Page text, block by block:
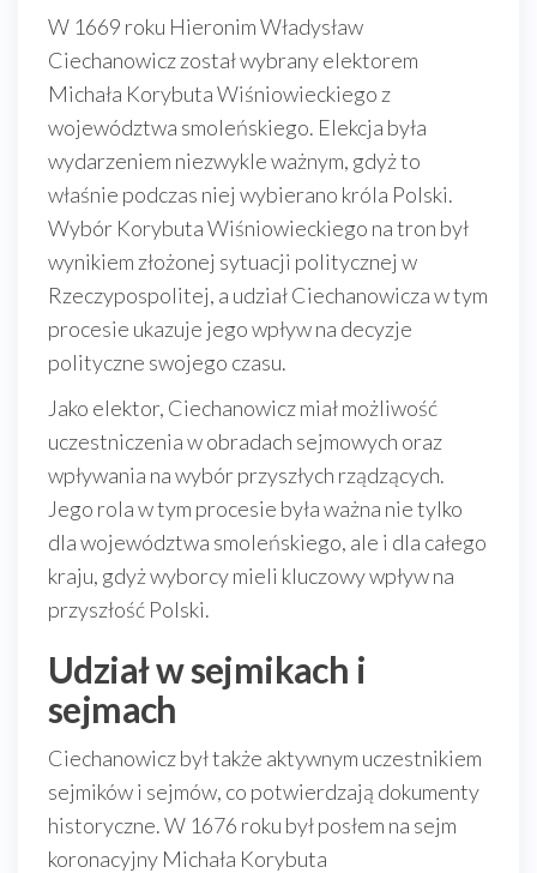
W 1669 roku Hieronim Władysław
Ciechanowicz został wybrany elektorem
Michała Korybuta Wiśniowieckiego z
województwa smoleńskiego. Elekcja była
wydarzeniem niezwykle ważnym, gdyż to
właśnie podczas niej wybierano króla Polski.
Wybór Korybuta Wiśniowieckiego na tron był
wynikiem złożonej sytuacji politycznej w
Rzeczypospolitej, a udział Ciechanowicza w tym
procesie ukazuje jego wpływ na decyzje
polityczne swojego czasu.
Jako elektor, Ciechanowicz miał możliwość
uczestniczenia w obradach sejmowych oraz
wpływania na wybór przyszłych rządzących.
Jego rola w tym procesie była ważna nie tylko
dla województwa smoleńskiego, ale i dla całego
kraju, gdyż wyborcy mieli kluczowy wpływ na
przyszłość Polski.
Udział w sejmikach i
sejmach
Ciechanowicz był także aktywnym uczestnikiem
sejmików i sejmów, co potwierdzają dokumenty
historyczne. W 1676 roku był posłem na sejm
koronacyjny Michała Korybuta